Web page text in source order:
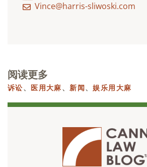
Vince@harris-sliwoski.com
阅读更多
诉讼、医用大麻、新闻、娱乐用大麻